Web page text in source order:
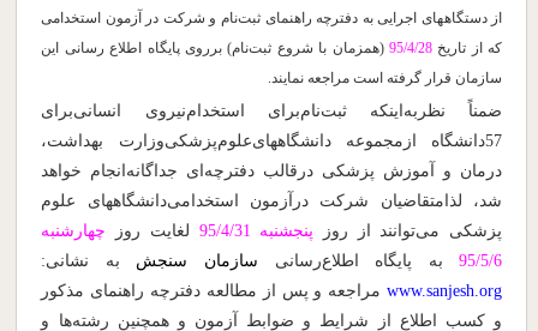
از دستگاههای اجرایی به دفترچه راهنمای ثبت‌نام و شرکت در آزمون استخدامی
که از تاریخ 95/4/28 (همزمان با شروع ثبت‌نام) برروی پایگاه اطلاع رسانی این
سازمان قرار گرفته است مراجعه نمایند.
ضمناً نظربه‌اینکه ثبت‌نام‌برای استخدام‌نیروی انسانی‌برای
57دانشگاه ازمجموعه دانشگاههای‌علوم‌پزشکی‌وزارت بهداشت،
درمان و آموزش پزشکی درقالب دفترچه‌ای جداگانه‌انجام خواهد
شد، لذامتقاضیان شرکت درآزمون استخدامی‌دانشگاههای علوم‌
پزشکی‌ می‌توانند از روز
پنجشنبه 95/4/31 لغایت روز چهارشنبه
95/5/6
به ‌پایگاه ‌اطلاع‌‌رسانی‌ سازمان سنجش به‌ نشانی:
www.sanjesh.org مراجعه و پس از مطالعه دفترچه راهنمای مذکور
و کسب اطلاع از شرایط و ضوابط آزمون و همچنین رشته‌ها و